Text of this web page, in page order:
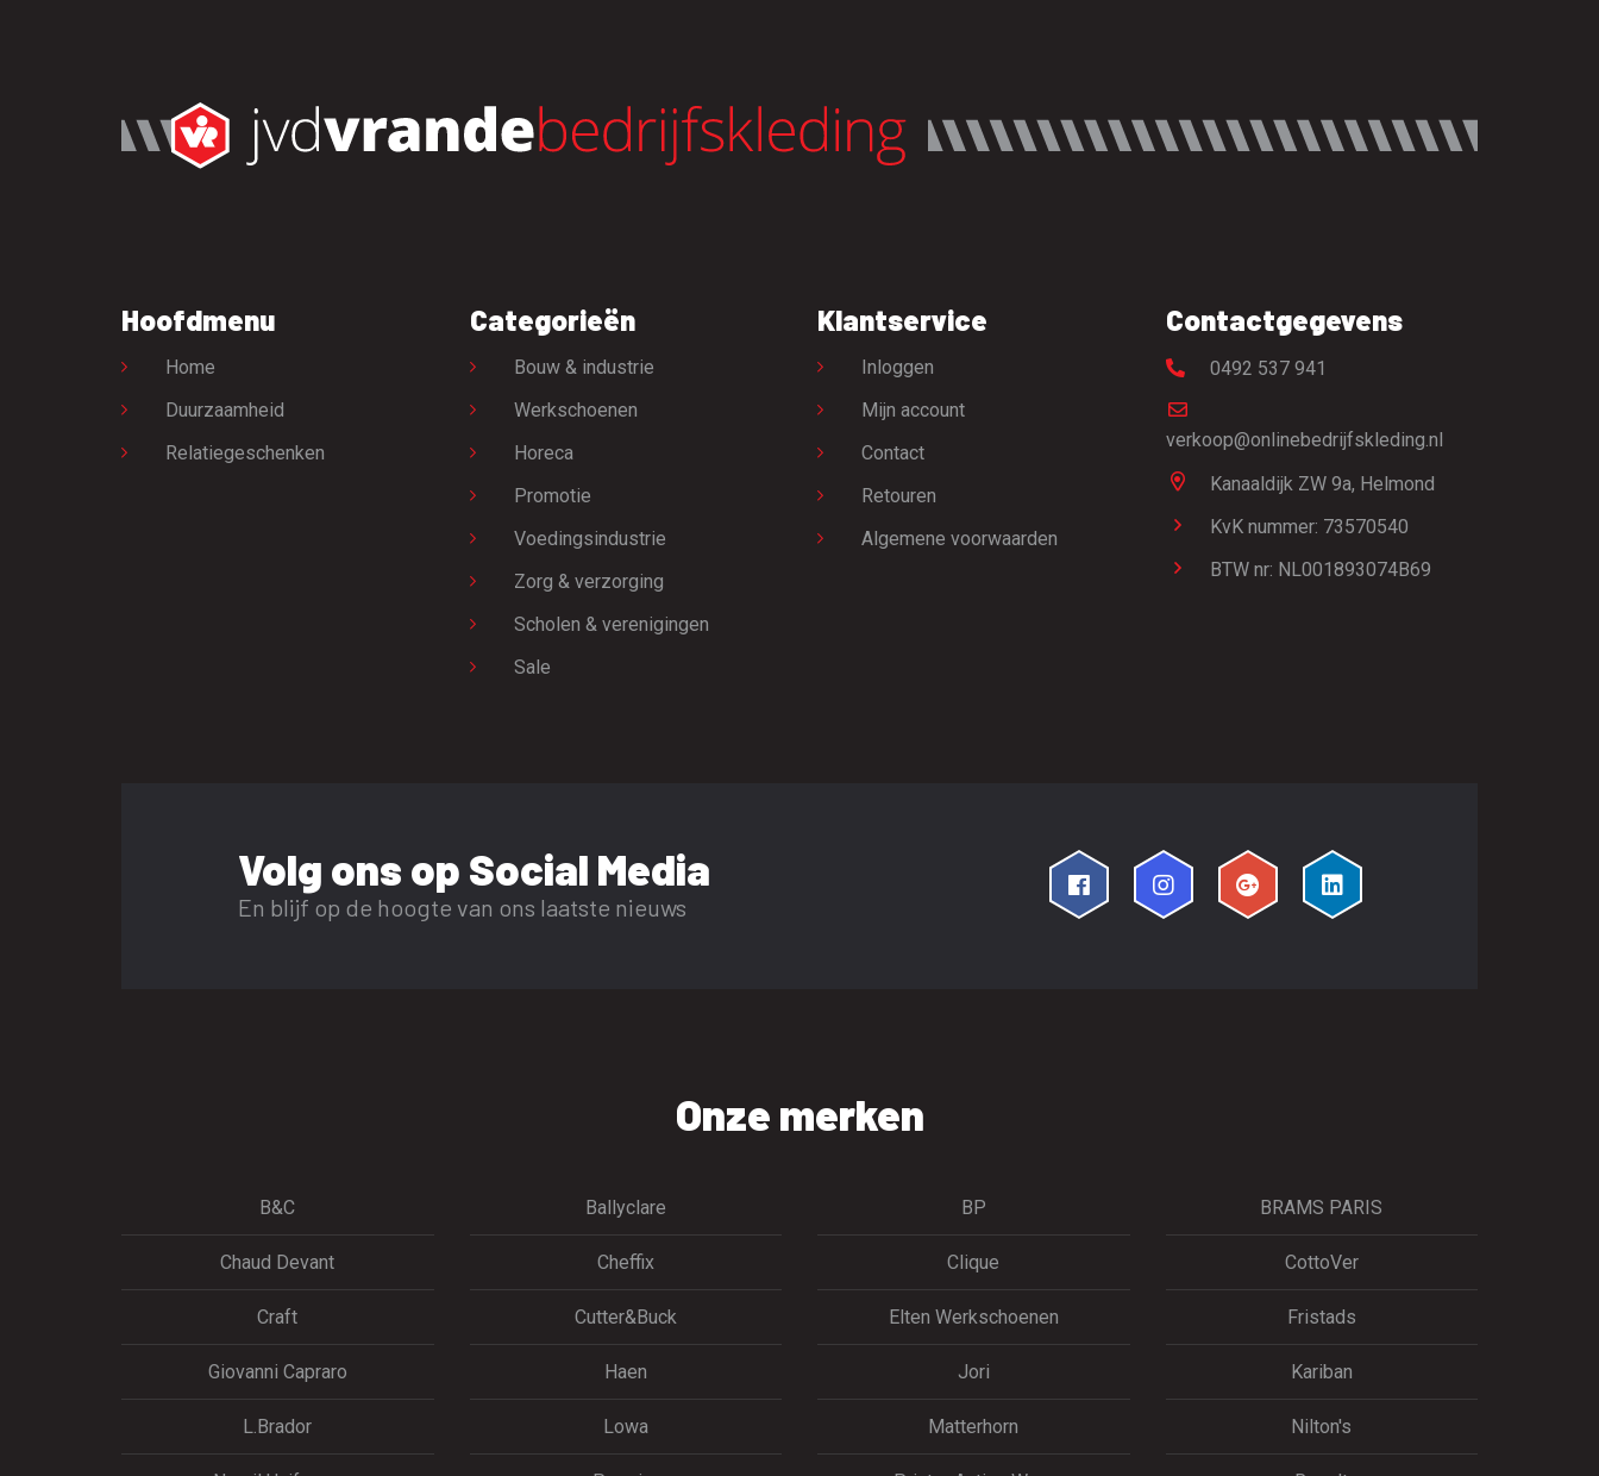
Hoofdmenu
Home
Duurzaamheid
Relatiegeschenken
Categorieën
Bouw & industrie
Werkschoenen
Horeca
Promotie
Voedingsindustrie
Zorg & verzorging
Scholen & verenigingen
Sale
Klantservice
Inloggen
Mijn account
Contact
Retouren
Algemene voorwaarden
Contactgegevens
0492 537 941
verkoop@onlinebedrijfskleding.nl
Kanaaldijk ZW 9a, Helmond
KvK nummer: 73570540
BTW nr: NL001893074B69
Volg ons op Social Media
En blijf op de hoogte van ons laatste nieuws
Onze merken
B&C Ballyclare BP BRAMS PARIS
Chaud Devant Cheffix Clique CottoVer
Craft Cutter&Buck Elten Werkschoenen Fristads
Giovanni Capraro Haen Jori Kariban
L.Brador Lowa Matterhorn Nilton's